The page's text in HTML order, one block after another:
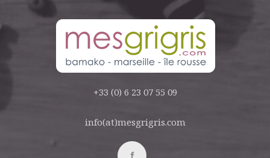
+33 (0) 6 23 07 55 09
info(at)mesgrigris.com